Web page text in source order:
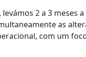
2 a 3 meses
as
com um